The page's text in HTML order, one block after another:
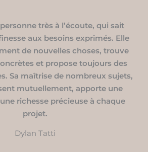
très à l’écoute, qui sait
aux besoins exprimés. Elle
de nouvelles choses, trouve
et propose toujours des
Sa maîtrise de nombreux sujets,
mutuellement, apporte une
richesse précieuse à chaque
projet.
Dylan Tatti